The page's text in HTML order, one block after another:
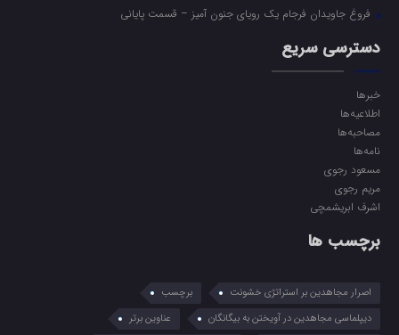
فروغ جاویدان فرجام یک رویای جنون آمیز – قسمت پایانی
دسترسی سریع
خبرها
اطلاعیه‌ها
مصاحبه‌ها
نامه‌ها
مسعود رجوی
مریم رجوی
اشرف ابریشمچی
برچسب ها
اصرار مجاهدین بر استراتژی خشونت
برچسب
دیپلماسی مجاهدین در آویختن به بیگانگان
عناوین برتر